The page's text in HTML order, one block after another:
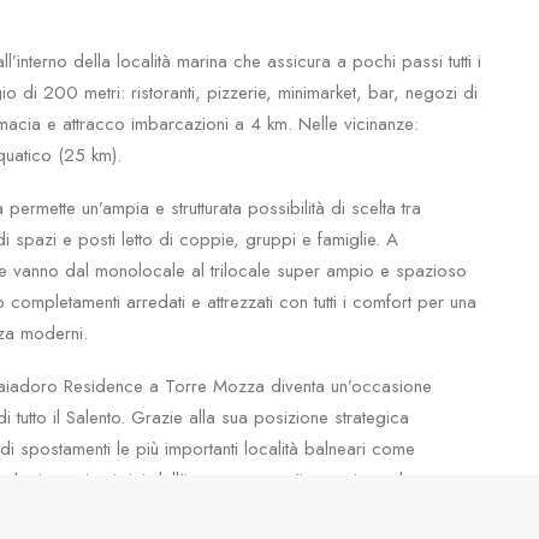
della località marina che assicura a pochi passi tutti i
di 200 metri: ristoranti, pizzerie, minimarket, bar, negozi di
e attracco imbarcazioni a 4 km. Nelle vicinanze:
(25 km).
un’ampia e strutturata possibilità di scelta tra
spazi e posti letto di coppie, gruppi e famiglie. A
dal monolocale al trilocale super ampio e spazioso
arredati e attrezzati con tutti i comfort per una
moderni.
Residence a Torre Mozza diventa un’occasione
il Salento. Grazie alla sua posizione strategica
le più importanti località balneari come
i centri turistici dell’interno, per un’immersione davvero